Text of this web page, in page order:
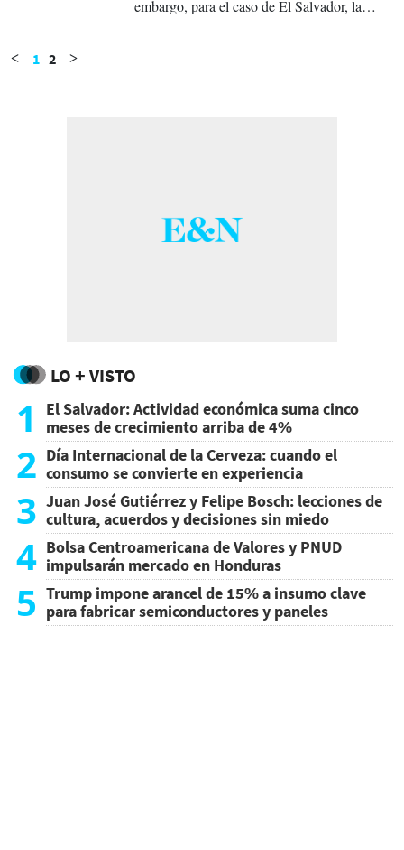
embargo, para el caso de El Salvador, la
tecnología al viajero.
< 1 2 >
LO + VISTO
1
El Salvador: Actividad económica suma cinco
meses de crecimiento arriba de 4%
2 Día Internacional de la Cerveza: cuando el
consumo se convierte en experiencia
3 Juan José Gutiérrez y Felipe Bosch: lecciones de
cultura, acuerdos y decisiones sin miedo
4 Bolsa Centroamericana de Valores y PNUD
impulsarán mercado en Honduras
5 Trump impone arancel de 15% a insumo clave
para fabricar semiconductores y paneles